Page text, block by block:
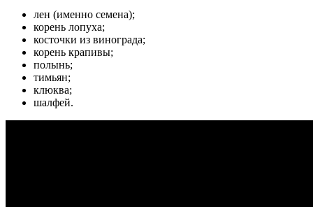
лен (именно семена);
корень лопуха;
косточки из винограда;
корень крапивы;
полынь;
тимьян;
клюква;
шалфей.